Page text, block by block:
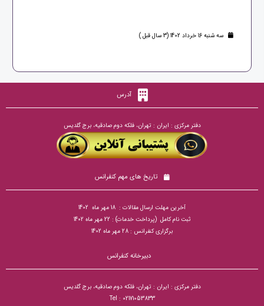
سه شنبه 16 خرداد 1402 (3 سال قبل )
آدرس
دفتر مرکزی : ایران : تهران، فلکه دوم صادقیه، برج گلدیس
تاریخ های مهم کنفرانس
آخرین مهلت ارسال مقالات : 18 مهر ماه 1402
ثبت نام کامل (پرداخت خدمات) : 22 مهر ماه 1402
برگزاری کنفرانس : 28 مهر ماه 1402
دبیرخانه کنفرانس
دفتر مرکزی : ایران : تهران، فلکه دوم صادقیه، برج گلدیس
Tel : 02171053833